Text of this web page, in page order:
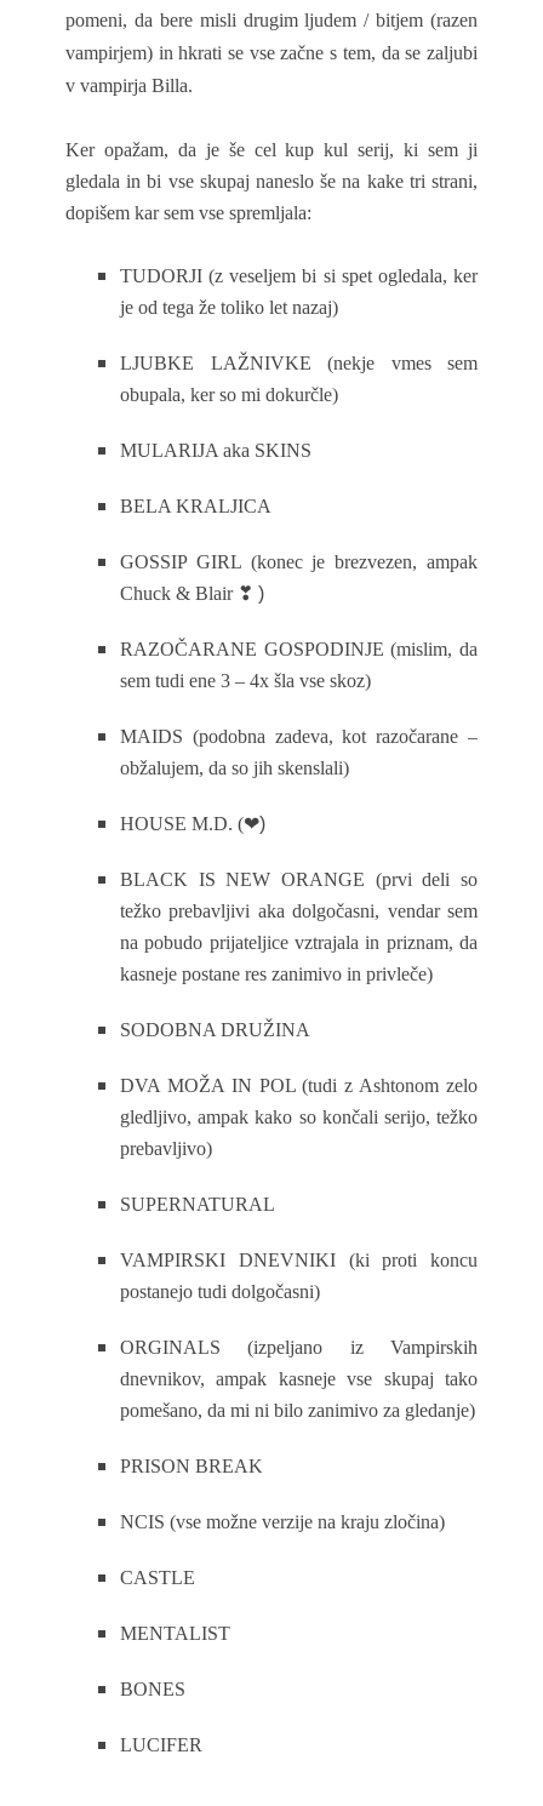
pomeni, da bere misli drugim ljudem / bitjem (razen
vampirjem) in hkrati se vse začne s tem, da se zaljubi
v vampirja Billa.
Ker opažam, da je še cel kup kul serij, ki sem ji
gledala in bi vse skupaj naneslo še na kake tri strani,
dopišem kar sem vse spremljala:
TUDORJI (z veseljem bi si spet ogledala, ker
je od tega že toliko let nazaj)
LJUBKE LAŽNIVKE (nekje vmes sem
obupala, ker so mi dokurčle)
MULARIJA aka SKINS
BELA KRALJICA
GOSSIP GIRL (konec je brezvezen, ampak
Chuck & Blair ❣ )
RAZOČARANE GOSPODINJE (mislim, da
sem tudi ene 3 – 4x šla vse skoz)
MAIDS (podobna zadeva, kot razočarane –
obžalujem, da so jih skenslali)
HOUSE M.D. (❤)
BLACK IS NEW ORANGE (prvi deli so
težko prebavljivi aka dolgočasni, vendar sem
na pobudo prijateljice vztrajala in priznam, da
kasneje postane res zanimivo in privleče)
SODOBNA DRUŽINA
DVA MOŽA IN POL (tudi z Ashtonom zelo
gledljivo, ampak kako so končali serijo, težko
prebavljivo)
SUPERNATURAL
VAMPIRSKI DNEVNIKI (ki proti koncu
postanejo tudi dolgočasni)
ORGINALS (izpeljano iz Vampirskih
dnevnikov, ampak kasneje vse skupaj tako
pomešano, da mi ni bilo zanimivo za gledanje)
PRISON BREAK
NCIS (vse možne verzije na kraju zločina)
CASTLE
MENTALIST
BONES
LUCIFER